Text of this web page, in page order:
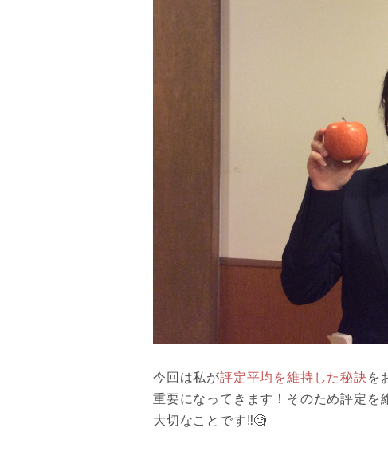
今回は私が評定平均を維持した秘訣 を
重要になってきます！そのため評定を
大切なことです‼️🧐